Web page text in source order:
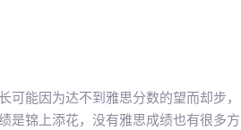
能因为达不到雅思分数的望而却步，
是锦上添花，没有雅思成绩也有很多方